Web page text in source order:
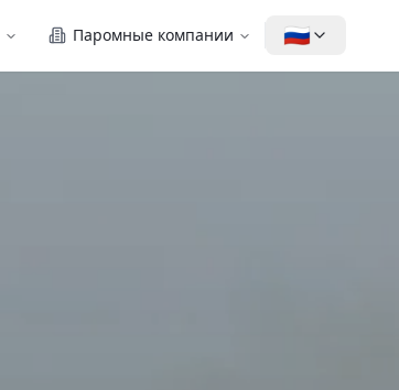
Паромные компании 🇷🇺